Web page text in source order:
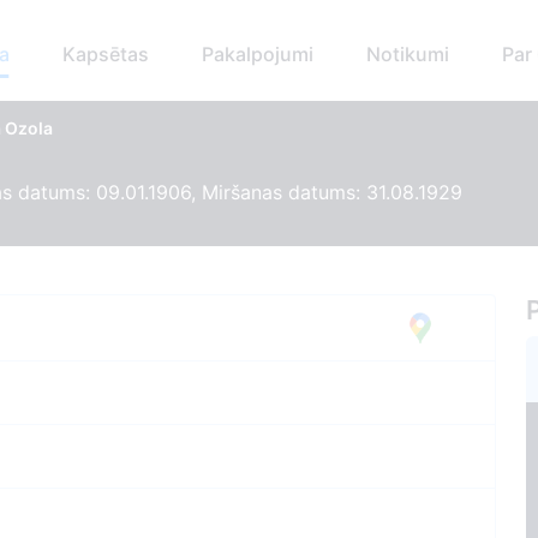
Kapsētas Pakalpojumi Notikumi Par
datums: 09.01.1906, Miršanas datums: 31.08.1929